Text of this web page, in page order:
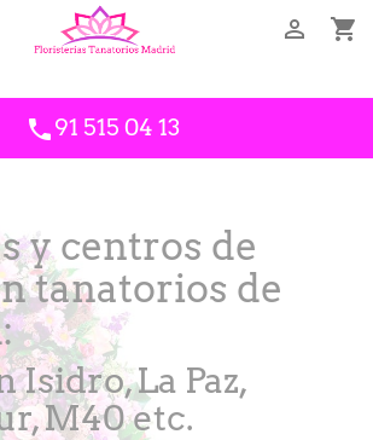


phone91 515 04 13
y centros de
tanatorios de
Isidro, La Paz,
M40 etc.